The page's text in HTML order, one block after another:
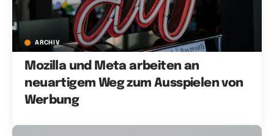
ARCHIV
Mozilla und Meta arbeiten an
neuartigem Weg zum Ausspielen von
Werbung